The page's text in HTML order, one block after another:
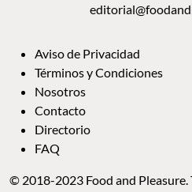
Aviso de Privacidad
Términos y Condiciones
Nosotros
Contacto
Directorio
FAQ
© 2018-2023 Food and Pleasure.